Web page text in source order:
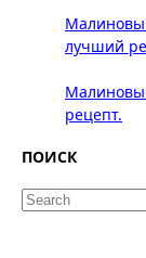
лучший
рецепт.
ПОИСК
Search